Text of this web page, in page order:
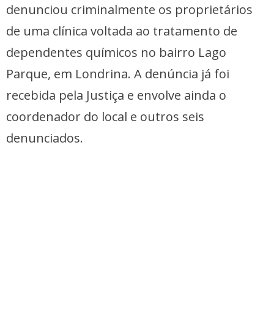
denunciou criminalmente os proprietários
de uma clínica voltada ao tratamento de
dependentes químicos no bairro Lago
Parque, em Londrina. A denúncia já foi
recebida pela Justiça e envolve ainda o
coordenador do local e outros seis
denunciados.